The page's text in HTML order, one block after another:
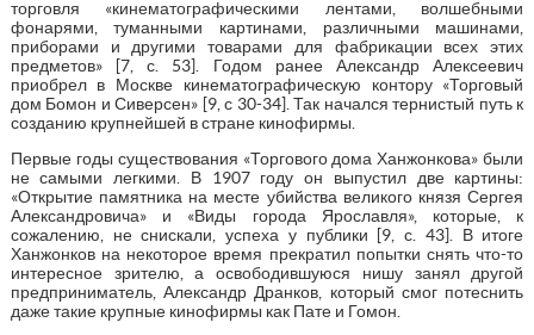
торговля «кинематографическими лентами, волшебными
фонарями, туманными картинами, различными машинами,
приборами и другими товарами для фабрикации всех этих
предметов» [7, с. 53]. Годом ранее Александр Алексеевич
приобрел в Москве кинематографическую контору «Торговый
дом Бомон и Сиверсен» [9, с 30-34]. Так начался тернистый путь к
созданию крупнейшей в стране кинофирмы.
Первые годы существования «Торгового дома Ханжонкова» были
не самыми легкими. В 1907 году он выпустил две картины:
«Открытие памятника на месте убийства великого князя Сергея
Александровича» и «Виды города Ярославля», которые, к
сожалению, не снискали, успеха у публики [9, с. 43]. В итоге
Ханжонков на некоторое время прекратил попытки снять что-то
интересное зрителю, а освободившуюся нишу занял другой
предприниматель, Александр Дранков, который смог потеснить
даже такие крупные кинофирмы как Пате и Гомон.